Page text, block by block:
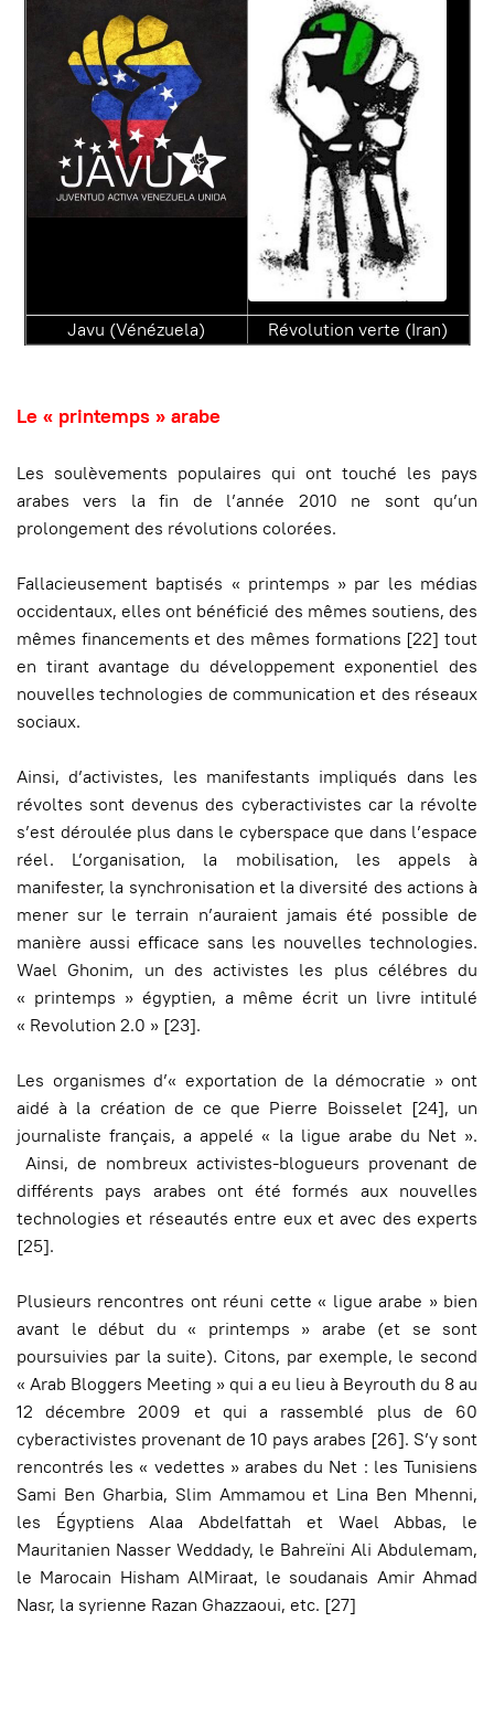
Javu (Vénézuela) Révolution verte (Iran)
Le « printemps » arabe
Les soulèvements populaires qui ont touché les pays
arabes vers la fin de l’année 2010 ne sont qu’un
prolongement des révolutions colorées.
Fallacieusement baptisés « printemps » par les médias
occidentaux, elles ont bénéficié des mêmes soutiens, des
mêmes financements et des mêmes formations [22] tout
en tirant avantage du développement exponentiel des
nouvelles technologies de communication et des réseaux
sociaux.
Ainsi, d’activistes, les manifestants impliqués dans les
révoltes sont devenus des cyberactivistes car la révolte
s’est déroulée plus dans le cyberspace que dans l’espace
réel. L’organisation, la mobilisation, les appels à
manifester, la synchronisation et la diversité des actions à
mener sur le terrain n’auraient jamais été possible de
manière aussi efficace sans les nouvelles technologies.
Wael Ghonim, un des activistes les plus célébres du
« printemps » égyptien, a même écrit un livre intitulé
« Revolution 2.0 » [23].
Les organismes d’« exportation de la démocratie » ont
aidé à la création de ce que Pierre Boisselet [24], un
journaliste français, a appelé « la ligue arabe du Net ».
Ainsi, de nombreux activistes-blogueurs provenant de
différents pays arabes ont été formés aux nouvelles
technologies et réseautés entre eux et avec des experts
[25].
Plusieurs rencontres ont réuni cette « ligue arabe » bien
avant le début du « printemps » arabe (et se sont
poursuivies par la suite). Citons, par exemple, le second
« Arab Bloggers Meeting » qui a eu lieu à Beyrouth du 8 au
12 décembre 2009 et qui a rassemblé plus de 60
cyberactivistes provenant de 10 pays arabes [26]. S’y sont
rencontrés les « vedettes » arabes du Net : les Tunisiens
Sami Ben Gharbia, Slim Ammamou et Lina Ben Mhenni,
les Égyptiens Alaa Abdelfattah et Wael Abbas, le
Mauritanien Nasser Weddady, le Bahreïni Ali Abdulemam,
le Marocain Hisham AlMiraat, le soudanais Amir Ahmad
Nasr, la syrienne Razan Ghazzaoui, etc. [27]